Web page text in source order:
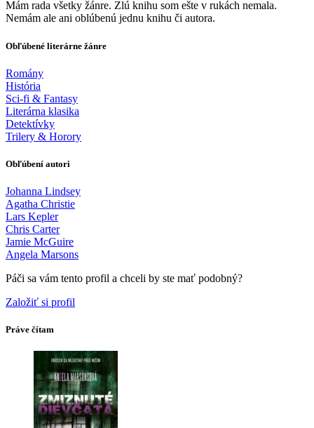
Mám rada všetky žánre. Zlú knihu som ešte v rukách nemala.
Nemám ale ani oblúbenú jednu knihu či autora.
Obľúbené literárne žánre
Romány
História
Sci-fi & Fantasy
Literárna klasika
Detektívky
Trilery & Horory
Obľúbení autori
Johanna Lindsey
Agatha Christie
Lars Kepler
Chris Carter
Jamie McGuire
Angela Marsons
Páči sa vám tento profil a chceli by ste mať podobný?
Založiť si profil
Práve čítam